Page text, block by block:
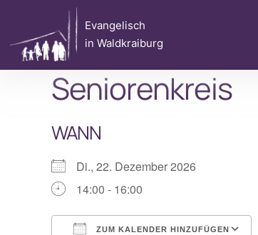
springen
Evangelisch
in Waldkraiburg
Seniorenkreis
WANN
Di., 22. Dezember 2026
14:00 - 16:00
ZUM KALENDER HINZUFÜGEN